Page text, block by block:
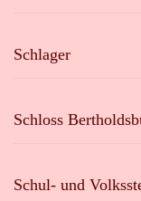
Schlager
Schloss
Schul- und